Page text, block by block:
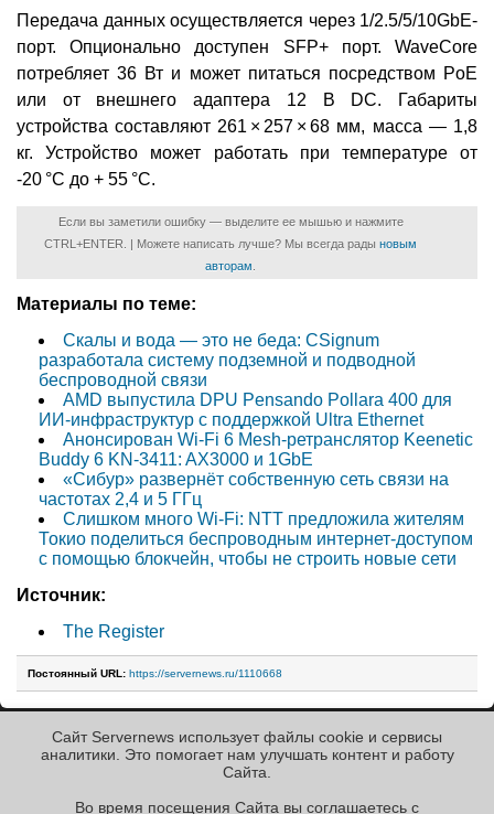
Передача данных осуществляется через 1/2.5/5/10GbE-
порт. Опционально доступен SFP+ порт. WaveCore
потребляет 36 Вт и может питаться посредством PoE
или от внешнего адаптера 12 В DC. Габариты
устройства составляют 261 × 257 × 68 мм, масса — 1,8
кг. Устройство может работать при температуре от
-20 °C до + 55 °C.
Если вы заметили ошибку — выделите ее мышью и нажмите
CTRL+ENTER. | Можете написать лучше? Мы всегда рады новым
авторам
Материалы по теме:
Скалы и вода — это не беда: CSignum
разработала систему подземной и подводной
беспроводной связи
AMD выпустила DPU Pensando Pollara 400 для
ИИ-инфраструктур с поддержкой Ultra Ethernet
Анонсирован Wi-Fi 6 Mesh-ретранслятор Keenetic
Buddy 6 KN-3411: AX3000 и 1GbE
«Сибур» развернёт собственную сеть связи на
частотах 2,4 и 5 ГГц
Слишком много Wi-Fi: NTT предложила жителям
Токио поделиться беспроводным интернет-доступом
с помощью блокчейн, чтобы не строить новые сети
Источник:
The Register
Постоянный URL: https://servernews.ru/1110668
« Назад к ленте
Сайт Servernews использует файлы cookie и сервисы
аналитики. Это помогает нам улучшать контент и работу
Cайта.
Во время посещения Cайта вы соглашаетесь с